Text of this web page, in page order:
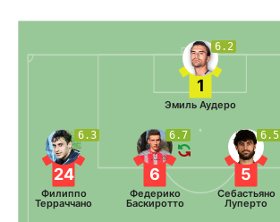
6.2
1
Эмиль Аудеро
6.5
5
Себастьяно
Луперто
6.7
6
Федерико
Баскиротто
6.3
24
Филиппо
Терраччано